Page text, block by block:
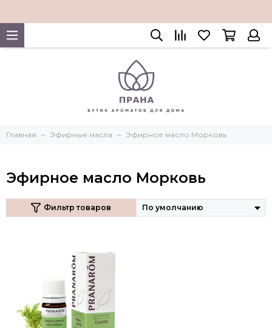
Главная Эфирные масла Эфирное масло Морковь
Эфирное масло Морковь
Фильтр товаров